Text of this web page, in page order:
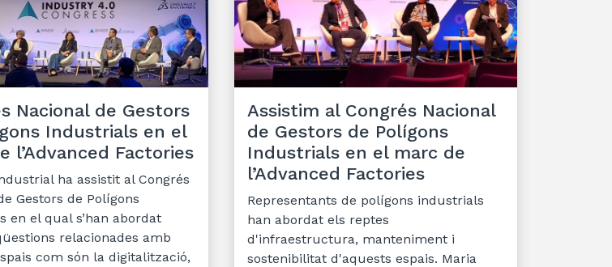
Nacional de Gestors
Industrials en el
l’Advanced Factories
ha assistit al Congrés
Gestors de Polígons
en el qual s’han abordat
relacionades amb
com són la digitalització,
Assistim al Congrés Nacional
de Gestors de Polígons
Industrials en el marc de
l’Advanced Factories
Representants de polígons industrials
han abordat els reptes
d'infraestructura, manteniment i
sostenibilitat d'aquests espais. Maria